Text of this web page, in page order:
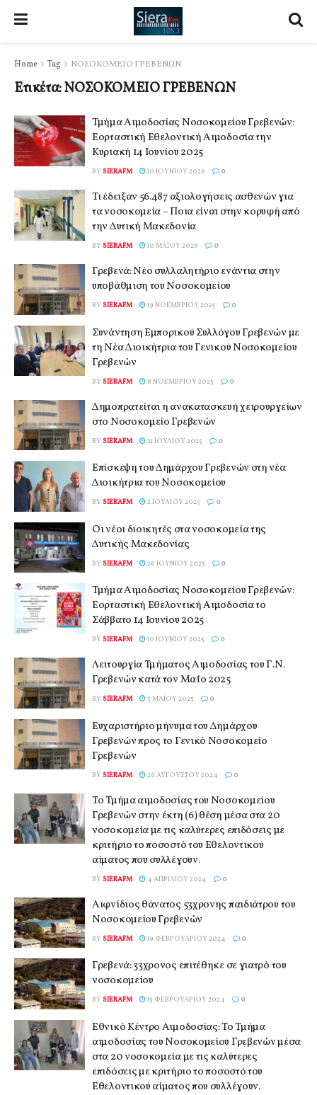
Home Tag ΝΟΣΟΚΟΜΕΙΟ ΓΡΕΒΕΝΩΝ
Ετικέτα:ΝΟΣΟΚΟΜΕΙΟ ΓΡΕΒΕΝΩΝ
Τμήμα Αιμοδοσίας Νοσοκομείου Γρεβενών:
Εορταστική Εθελοντική Αιμοδοσία την
Κυριακή 14 Ιουνίου 2025
BY SIERAFM 10 ΙΟΥΝΊΟΥ 2026 0
Τι έδειξαν 56.487 αξιολογήσεις ασθενών για
τα νοσοκομεία – Ποια είναι στην κορυφή από
την Δυτική Μακεδονία
BY SIERAFM 10 ΜΑΪ́ΟΥ 2026 0
Γρεβενά: Νέο συλλαλητήριο ενάντια στην
υποβάθμιση του Νοσοκομείου
BY SIERAFM 19 ΝΟΕΜΒΡΊΟΥ 2025 0
Συνάντηση Εμπορικού Συλλόγου Γρεβενών με
τη Νέα Διοικήτρια του Γενικού Νοσοκομείου
Γρεβενών
BY SIERAFM 8 ΝΟΕΜΒΡΊΟΥ 2025 0
Δημοπρατείται η ανακατασκευή χειρουργείων
στο Νοσοκομείο Γρεβενών
BY SIERAFM 21 ΙΟΥΛΊΟΥ 2025 0
Επίσκεψη του Δημάρχου Γρεβενών στη νέα
Διοικήτρια του Νοσοκομείου
BY SIERAFM 2 ΙΟΥΛΊΟΥ 2025 0
Οι νέοι διοικητές στα νοσοκομεία της
Δυτικής Μακεδονίας
BY SIERAFM 26 ΙΟΥΝΊΟΥ 2025 0
Τμήμα Αιμοδοσίας Νοσοκομείου Γρεβενών:
Εορταστική Εθελοντική Αιμοδοσία το
Σάββατο 14 Ιουνίου 2025
BY SIERAFM 10 ΙΟΥΝΊΟΥ 2025 0
Λειτουργία Τμήματος Αιμοδοσίας του Γ.Ν.
Γρεβενών κατά τον Μαΐο 2025
BY SIERAFM 5 ΜΑΪ́ΟΥ 2025 0
Ευχαριστήριο μήνυμα του Δημάρχου
Γρεβενών προς το Γενικό Νοσοκομείο
Γρεβενών
BY SIERAFM 26 ΑΥΓΟΎΣΤΟΥ 2024 0
Το Τμήμα αιμοδοσίας του Νοσοκομείου
Γρεβενών στην έκτη (6) θέση μέσα στα 20
νοσοκομεία με τις καλύτερες επιδόσεις με
κριτήριο το ποσοστό του Εθελοντικού
αίματος που συλλέγουν.
BY SIERAFM 4 ΑΠΡΙΛΊΟΥ 2024 0
Αιφνίδιος θάνατος 53χρονης παιδιάτρου του
Νοσοκομείου Γρεβενών
BY SIERAFM 19 ΦΕΒΡΟΥΑΡΊΟΥ 2024 0
Γρεβενά: 33χρονος επιτέθηκε σε γιατρό του
νοσοκομείου
BY SIERAFM 15 ΦΕΒΡΟΥΑΡΊΟΥ 2024 0
Εθνικό Κέντρο Αιμοδοσίας: Το Τμήμα
αιμοδοσίας του Νοσοκομείου Γρεβενών μέσα
στα 20 νοσοκομεία με τις καλύτερες
επιδόσεις με κριτήριο το ποσοστό του
Εθελοντικού αίματος που συλλέγουν.